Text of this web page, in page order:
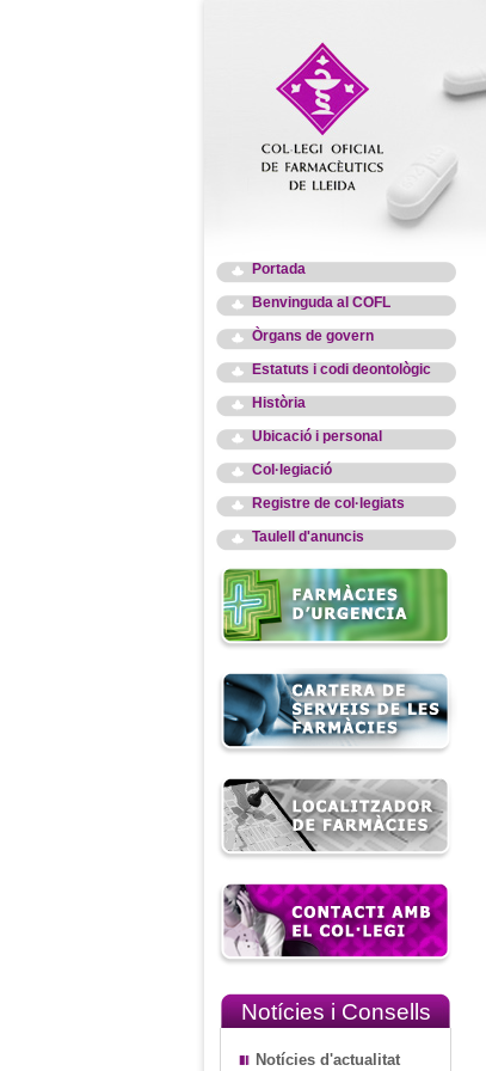
Portada
Benvinguda al COFL
Òrgans de govern
Estatuts i codi deontològic
Història
Ubicació i personal
Col·legiació
Registre de col·legiats
Taulell d'anuncis
Notícies i Consells
Notícies d'actualitat